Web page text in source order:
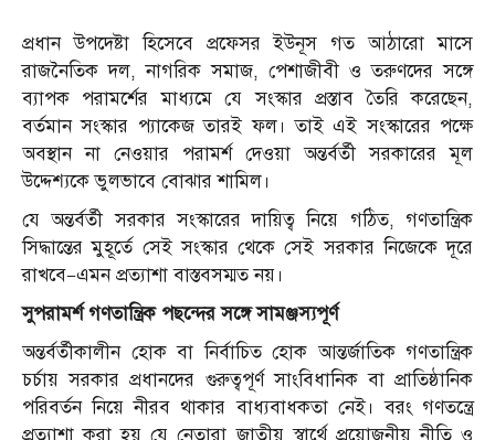
প্রধান উপদেষ্টা হিসেবে প্রফেসর ইউনূস গত আঠারো মাসে
রাজনৈতিক দল, নাগরিক সমাজ, পেশাজীবী ও তরুণদের সঙ্গে
ব্যাপক পরামর্শের মাধ্যমে যে সংস্কার প্রস্তাব তৈরি করেছেন,
বর্তমান সংস্কার প্যাকেজ তারই ফল। তাই এই সংস্কারের পক্ষে
অবস্থান না নেওয়ার পরামর্শ দেওয়া অন্তর্বর্তী সরকারের মূল
উদ্দেশ্যকে ভুলভাবে বোঝার শামিল।
যে অন্তর্বর্তী সরকার সংস্কারের দায়িত্ব নিয়ে গঠিত, গণতান্ত্রিক
সিদ্ধান্তের মুহূর্তে সেই সংস্কার থেকে সেই সরকার নিজেকে দূরে
রাখবে—এমন প্রত্যাশা বাস্তবসম্মত নয়।
সুপরামর্শ গণতান্ত্রিক পছন্দের সঙ্গে সামঞ্জস্যপূর্ণ
অন্তর্বর্তীকালীন হোক বা নির্বাচিত হোক আন্তর্জাতিক গণতান্ত্রিক
চর্চায় সরকার প্রধানদের গুরুত্বপূর্ণ সাংবিধানিক বা প্রাতিষ্ঠানিক
পরিবর্তন নিয়ে নীরব থাকার বাধ্যবাধকতা নেই। বরং গণতন্ত্রে